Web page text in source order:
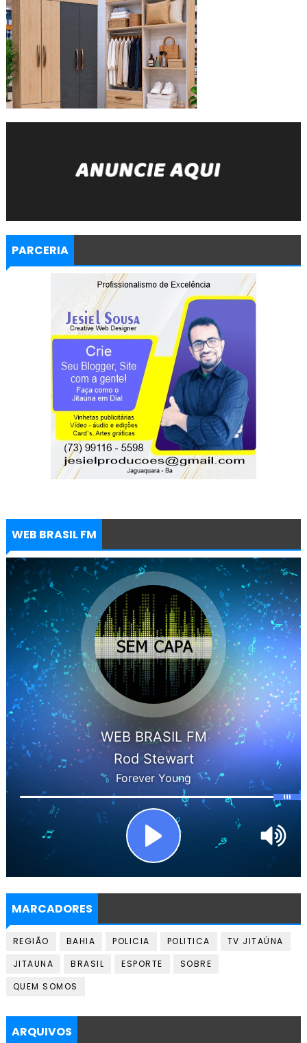
PARCERIA
WEB BRASIL FM
MARCADORES
REGIÃO BAHIA POLICIA POLITICA
TV JITAÚNA
JITAUNA
BRASIL ESPORTE
SOBRE
QUEM SOMOS
ARQUIVOS